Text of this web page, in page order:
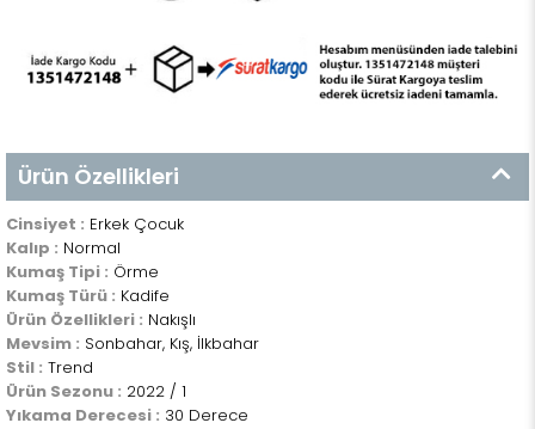
Ürün Özellikleri
Cinsiyet : Erkek Çocuk
Kalıp : Normal
Kumaş Tipi : Örme
Kumaş Türü : Kadife
Ürün Özellikleri : Nakışlı
Mevsim : Sonbahar, Kış, İlkbahar
Stil : Trend
Ürün Sezonu : 2022 / 1
Yıkama Derecesi : 30 Derece